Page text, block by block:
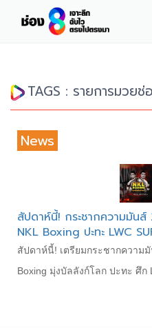
TAGS : รายการมวยช่
News
สัปดาห์นี้! กระชากความมัน
NKL Boxing ปะทะ LWC
สัปดาห์นี้! เตรียมกระชากความ
Boxing มุ่งบัลลังก์โลก ปะทะ ศึก